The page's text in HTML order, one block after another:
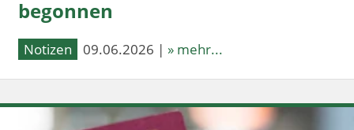
begonnen
Notizen 09.06.2026 | » mehr...